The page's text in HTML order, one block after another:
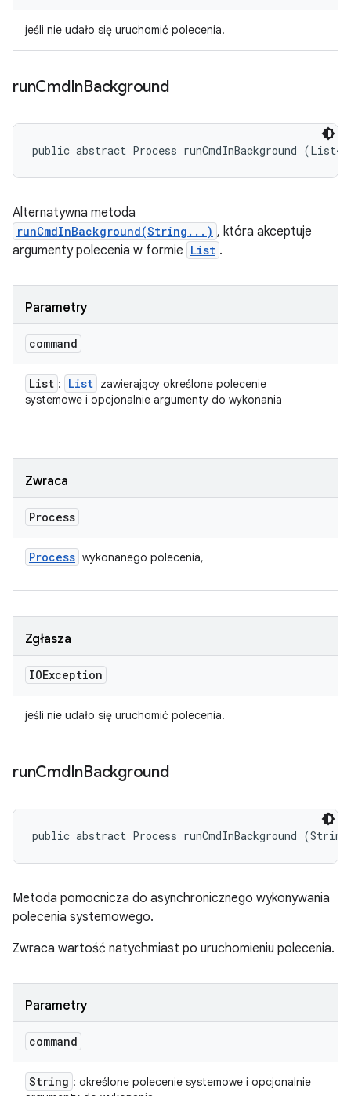
jeśli nie udało się uruchomić polecenia.
runCmdInBackground
public abstract Process runCmdInBackground
Alternatywna metoda
runCmdInBackground(String...) , która akceptuje
argumenty polecenia w formie List .
Parametry
command
List : List zawierający określone polecenie
systemowe i opcjonalnie argumenty do wykonania
Zwraca
Process
Process wykonanego polecenia,
Zgłasza
IOException
jeśli nie udało się uruchomić polecenia.
runCmdInBackground
public abstract Process runCmdInBackground
Metoda pomocnicza do asynchronicznego wykonywania
polecenia systemowego.
Zwraca wartość natychmiast po uruchomieniu polecenia.
Parametry
command
String : określone polecenie systemowe i opcjonalnie